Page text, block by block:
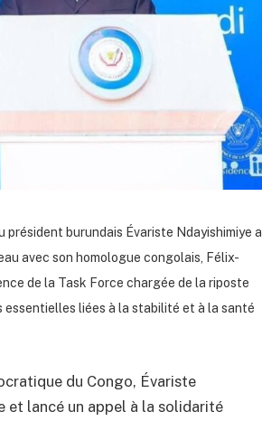
président burundais Évariste Ndayishimiye a
avec son homologue congolais, Félix-
de la Task Force chargée de la riposte
essentielles liées à la stabilité et à la santé
du Congo, Évariste
et lancé un appel à la solidarité